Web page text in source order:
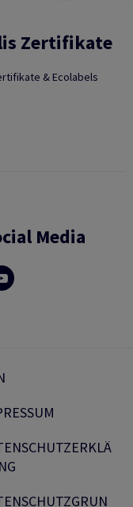
Zertifikate
& Ecolabels
Media